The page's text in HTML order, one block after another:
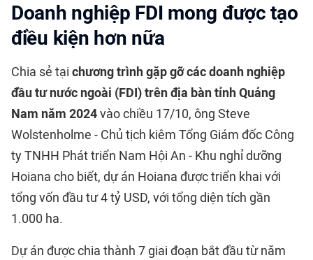
Doanh nghiệp FDI mong được tạo
điều kiện hơn nữa
Chia sẻ tại chương trình gặp gỡ các doanh nghiệp
đầu tư nước ngoài (FDI) trên địa bàn tỉnh Quảng
Nam năm 2024vào chiều 17/10, ông Steve
Wolstenholme - Chủ tịch kiêm Tổng Giám đốc Công
ty TNHH Phát triển Nam Hội An - Khu nghỉ dưỡng
Hoiana cho biết, dự án Hoiana được triển khai với
tổng vốn đầu tư 4 tỷ USD, với tổng diện tích gần
1.000 ha.
Dự án được chia thành 7 giai đoạn bắt đầu từ năm